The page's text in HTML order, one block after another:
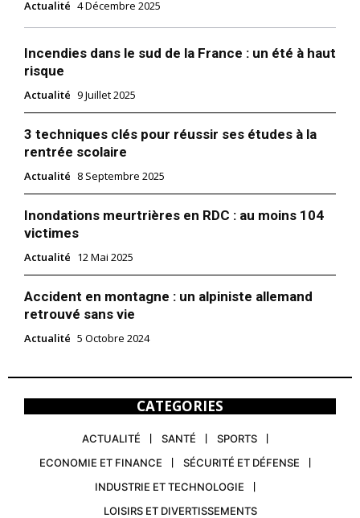
Actualité 4 Décembre 2025
Incendies dans le sud de la France : un été à haut
risque
Actualité 9 Juillet 2025
3 techniques clés pour réussir ses études à la
rentrée scolaire
Actualité 8 Septembre 2025
Inondations meurtrières en RDC : au moins 104
victimes
Actualité 12 Mai 2025
Accident en montagne : un alpiniste allemand
retrouvé sans vie
Actualité 5 Octobre 2024
CATEGORIES
ACTUALITÉ SANTÉ
SPORTS
ECONOMIE ET FINANCE
SÉCURITÉ ET DÉFENSE
INDUSTRIE ET TECHNOLOGIE
LOISIRS ET DIVERTISSEMENTS